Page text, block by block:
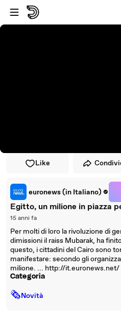
Vai al lettore
Passa al contenuto principale
Like
euronews (in Italiano)
Egitto, un milione in piazza
15 anni fa
Per molti di loro la rivoluzione di
dimissioni il raiss Mubarak, ha
questo, i cittadini del Cairo sono
manifestare: secondo gli
milione. ... http://it.euronews.net/
Categoria
🗞Novità